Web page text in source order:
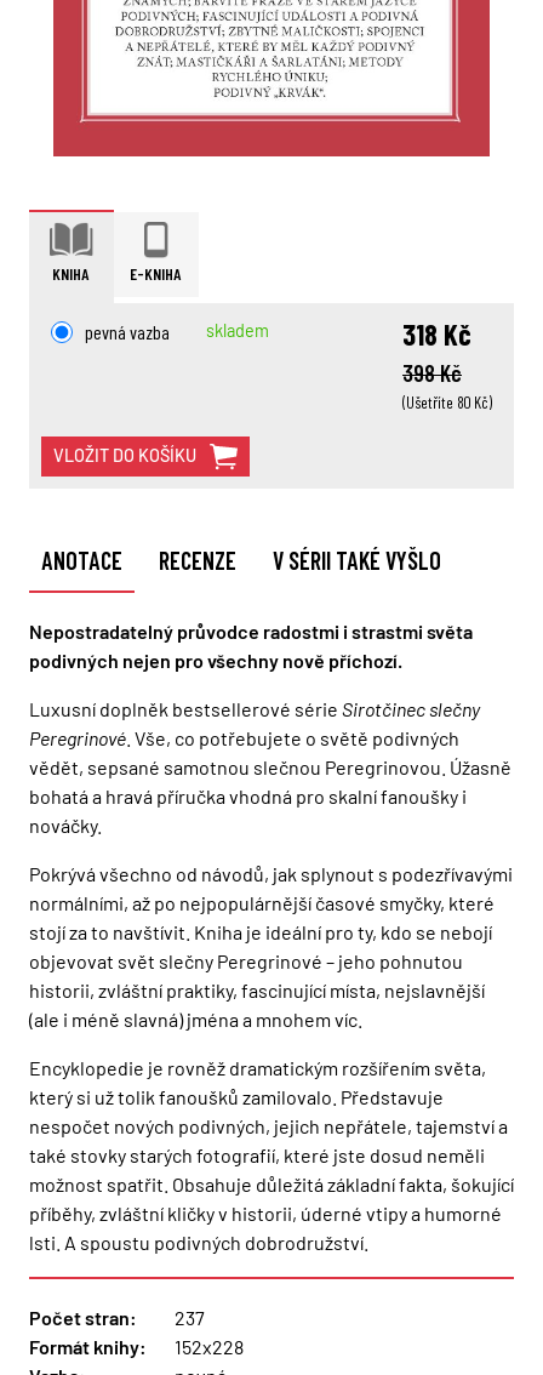
KNIHA E-KNIHA
pevná vazba skladem
398 Kč
(Ušetříte 80 Kč)
318 Kč
VLOŽIT DO KOŠÍKU
ANOTACE RECENZE V SÉRII TAKÉ VYŠLO
Nepostradatelný průvodce radostmi i strastmi světa
podivných nejen pro všechny nově příchozí.
Luxusní doplněk bestsellerové série Sirotčinec slečny
Peregrinové . Vše, co potřebujete o světě podivných
vědět, sepsané samotnou slečnou Peregrinovou. Úžasně
bohatá a hravá příručka vhodná pro skalní fanoušky i
nováčky.
Pokrývá všechno od návodů, jak splynout s podezřívavými
normálními, až po nejpopulárnější časové smyčky, které
stojí za to navštívit. Kniha je ideální pro ty, kdo se nebojí
objevovat svět slečny Peregrinové – jeho pohnutou
historii, zvláštní praktiky, fascinující místa, nejslavnější
(ale i méně slavná) jména a mnohem víc.
Encyklopedie je rovněž dramatickým rozšířením světa,
který si už tolik fanoušků zamilovalo. Představuje
nespočet nových podivných, jejich nepřátele, tajemství a
také stovky starých fotografií, které jste dosud neměli
možnost spatřit. Obsahuje důležitá základní fakta, šokující
příběhy, zvláštní kličky v historii, úderné vtipy a humorné
lsti. A spoustu podivných dobrodružství.
Počet stran:
237
Formát knihy:
152x228